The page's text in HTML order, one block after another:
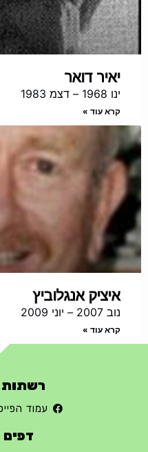
יאיר דואר
ינו 1968 – דצמ 1983
קרא עוד »
איציק אנגלוביץ
נוב 2007 – יוני 2009
קרא עוד »
רשתות
עמוד